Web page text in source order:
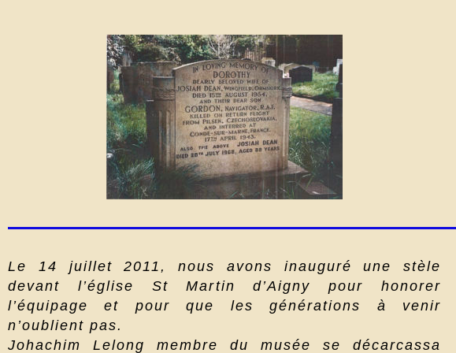
Le 14 juillet 2011, nous avons inauguré une stèle
devant l’église St Martin d’Aigny pour honorer
l’équipage et pour que les générations à venir
n’oublient pas.
Johachim Lelong membre du musée se décarcassa